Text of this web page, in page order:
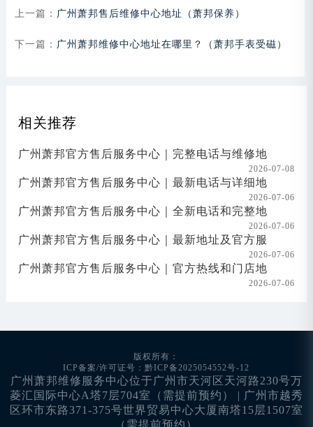
上一篇： 广州萧邦售后维修中心地址（萧邦保养）
下一篇： 广州萧邦维修中心地址在哪里？（萧邦手表受磁）
相关推荐
广州萧邦官方售后服务中心｜完整电话与维修地
2026-07-08
广州萧邦官方售后服务中心｜最新电话与详细地
2026-07-06
广州萧邦官方售后服务中心｜全新电话和完整地
2026-07-06
广州萧邦官方售后服务中心｜最新地址及官方服
2026-07-06
广州萧邦官方售后服务中心｜官方热线和门店地
2026-07-06
版权所有：
ICP备案/许可证号：黔ICP备2025054552号-12
广州萧邦维修服务中心位于广州市天河区天河路230号万
菱汇国际中心A塔7层704室（需提前预约） | 广州市越秀
区环市东路371-375号世界贸易中心大厦南塔15层1507室
（需提前预约）